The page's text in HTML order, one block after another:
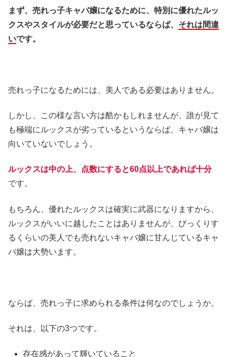
まず、売れっ子キャバ嬢になるために、特別に優れたルッ
クスやスタイルが必要だと思っているならば、 それは間違
いです。
売れっ子になるためには、美人である必要はありません。
しかし、この様な言い方は酷かもしれませんが、誰が見て
も極端にルックスが劣っているというならば、キャバ嬢は
向いていないでしょう。
ルックスは中の上、点数にすると60点以上であれば十分
です。
もちろん、優れたルックスは確実に武器になりますから、
ルックスがいいに越したことはありませんが、びっくりす
るくらいの美人でも売れないキャバ嬢に甘んじているキャ
バ嬢は大勢います。
ならば、売れっ子に求められる条件は何なのでしょうか。
それは、以下の3つです。
存在感があって輝いていること